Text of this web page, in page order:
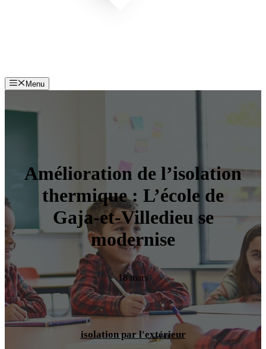
Menu
Amélioration de l’isolation
thermique : L’école de
Gaja-et-Villedieu se
modernise
18 mars
isolation par l'extérieur